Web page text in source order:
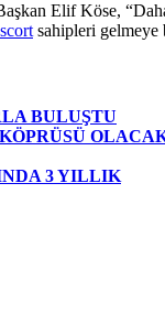
Elif Köse,
sahipleri gelmeye
BULUŞTU
3 YILLIK